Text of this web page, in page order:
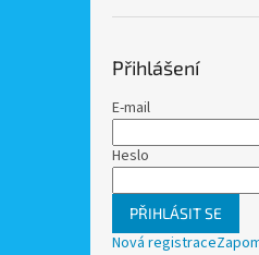
Přihlášení
E-mail
Heslo
PŘIHLÁSIT SE
Nová registrace